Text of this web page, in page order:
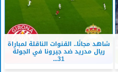
شاهد مجانًا.. القنوات الناقلة لمباراة
ريال مدريد ضد جيرونا في الجولة
31...